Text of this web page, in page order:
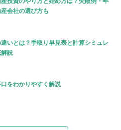
会社の選び方も
いとは？手取り早見表と計算シミュレ
説
をわかりやすく解説